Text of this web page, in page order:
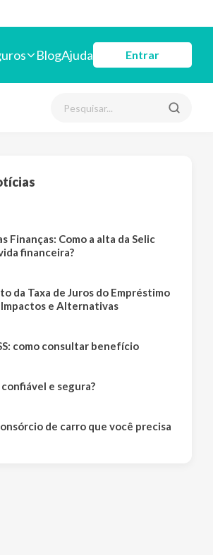
BlogAjuda Entrar
Finanças: Como a alta da Selic
financeira?
da Taxa de Juros do Empréstimo
e Alternativas
como consultar benefício
e segura?
de carro que você precisa